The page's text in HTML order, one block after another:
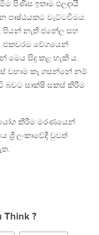
පිණිස ඉතාම ඵලදායී
පෘෂ්ඨයකට වැට්ටවීමය.
පියන් නැති ජනේල සහ
එකවරම වේගයෙන්
මෙය සිදු කළ හැකි ය.
වහාම කෑ ගසන්නේ නම්
බවට සාක්ෂි සකස් කිරීම
කිරීම මරණයෙන්
ලංකාවේදී වුවත්
Think ?